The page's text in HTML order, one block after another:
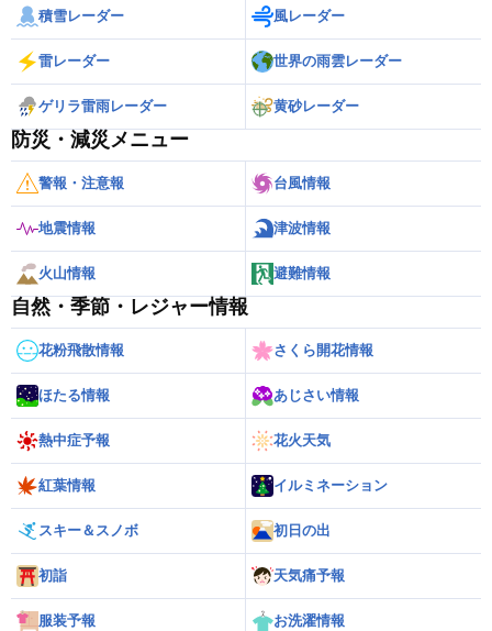
積雪レーダー 風レーダー
雷レーダー 世界の雨雲レーダー
ゲリラ雷雨レーダー 黄砂レーダー
防災・減災メニュー
警報・注意報 台風情報
地震情報 津波情報
火山情報 避難情報
自然・季節・レジャー情報
花粉飛散情報 さくら開花情報
ほたる情報 あじさい情報
熱中症予報 花火天気
紅葉情報 イルミネーション
スキー＆スノボ 初日の出
初詣 天気痛予報
服装予報 お洗濯情報